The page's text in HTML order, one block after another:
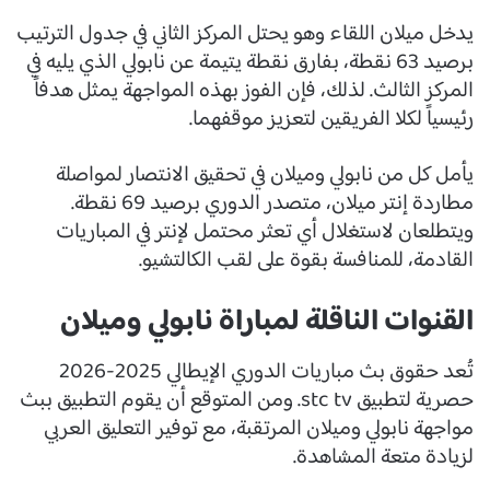
يدخل ميلان اللقاء وهو يحتل المركز الثاني في جدول الترتيب
برصيد 63 نقطة، بفارق نقطة يتيمة عن نابولي الذي يليه في
المركز الثالث. لذلك، فإن الفوز بهذه المواجهة يمثل هدفاً
رئيسياً لكلا الفريقين لتعزيز موقفهما.
يأمل كل من نابولي وميلان في تحقيق الانتصار لمواصلة
مطاردة إنتر ميلان، متصدر الدوري برصيد 69 نقطة.
ويتطلعان لاستغلال أي تعثر محتمل لإنتر في المباريات
القادمة، للمنافسة بقوة على لقب الكالتشيو.
القنوات الناقلة لمباراة نابولي وميلان
تُعد حقوق بث مباريات الدوري الإيطالي 2025-2026
حصرية لتطبيق stc tv. ومن المتوقع أن يقوم التطبيق ببث
مواجهة نابولي وميلان المرتقبة، مع توفير التعليق العربي
لزيادة متعة المشاهدة.